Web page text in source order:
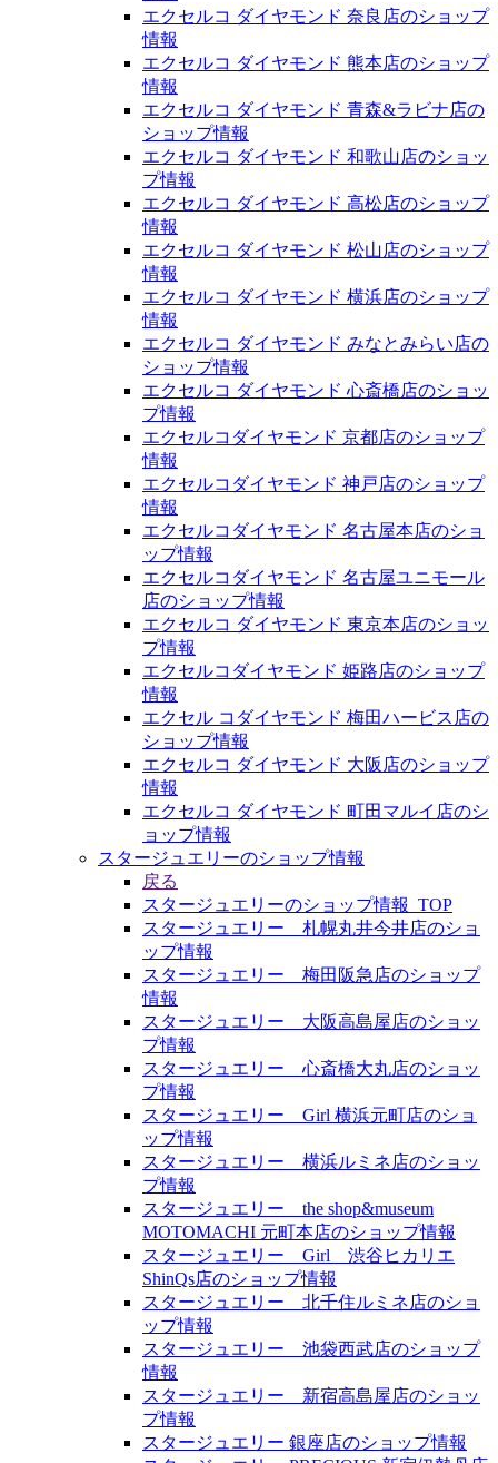
エクセルコ ダイヤモンド 奈良店のショップ
情報
エクセルコ ダイヤモンド 熊本店のショップ
情報
エクセルコ ダイヤモンド 青森&ラビナ店の
ショップ情報
エクセルコ ダイヤモンド 和歌山店のショッ
プ情報
エクセルコ ダイヤモンド 高松店のショップ
情報
エクセルコ ダイヤモンド 松山店のショップ
情報
エクセルコ ダイヤモンド 横浜店のショップ
情報
エクセルコ ダイヤモンド みなとみらい店の
ショップ情報
エクセルコ ダイヤモンド 心斎橋店のショッ
プ情報
エクセルコダイヤモンド 京都店のショップ
情報
エクセルコダイヤモンド 神戸店のショップ
情報
エクセルコダイヤモンド 名古屋本店のショ
ップ情報
エクセルコダイヤモンド 名古屋ユニモール
店のショップ情報
エクセルコ ダイヤモンド 東京本店のショッ
プ情報
エクセルコダイヤモンド 姫路店のショップ
情報
エクセル コダイヤモンド 梅田ハービス店の
ショップ情報
エクセルコ ダイヤモンド 大阪店のショップ
情報
エクセルコ ダイヤモンド 町田マルイ店のシ
ョップ情報
スタージュエリーのショップ情報
戻る
スタージュエリーのショップ情報_TOP
スタージュエリー 札幌丸井今井店のショ
ップ情報
スタージュエリー 梅田阪急店のショップ
情報
スタージュエリー 大阪高島屋店のショッ
プ情報
スタージュエリー 心斎橋大丸店のショッ
プ情報
スタージュエリー Girl 横浜元町店のショ
ップ情報
スタージュエリー 横浜ルミネ店のショッ
プ情報
スタージュエリー the shop&museum
MOTOMACHI 元町本店のショップ情報
スタージュエリー Girl 渋谷ヒカリエ
ShinQs店のショップ情報
スタージュエリー 北千住ルミネ店のショ
ップ情報
スタージュエリー 池袋西武店のショップ
情報
スタージュエリー 新宿高島屋店のショッ
プ情報
スタージュエリー 銀座店のショップ情報